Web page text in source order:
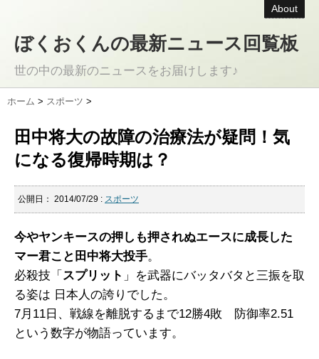
About
ぼくおくんの最新ニュース回覧板
世の中の最新のニュースをお届けします♪
ホーム > スポーツ >
田中将大の故障の治療法が疑問！気
になる復帰時期は？
公開日： 2014/07/29 : スポーツ
今やヤンキースの押しも押されぬエースに成長した
マー君こと田中将大投手。
必殺技「 スプリット 」を武器にバッタバタと三振を取
る姿は 日本人の誇りでした。
7月11日、戦線を離脱するまで12勝4敗 防御率2.51
という数字が物語っています。